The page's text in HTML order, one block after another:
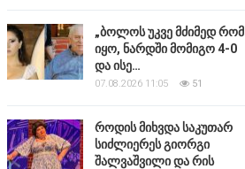
„ბოლოს უკვე მძიმედ რომ
იყო, ნარდში მომიგო 4-0
და ისე…
07.08.2026 11:05 51
როდის მიხვდა საკუთარ
სიძლიერეს გიორგი
შალვაშვილი და რის